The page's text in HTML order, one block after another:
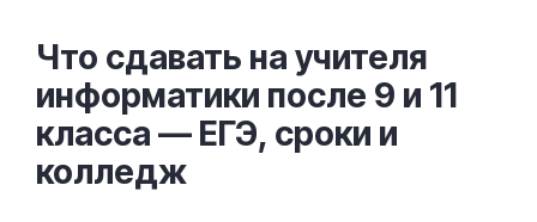
Что сдавать на учителя
информатики после 9 и 11
класса — ЕГЭ, сроки и
колледж